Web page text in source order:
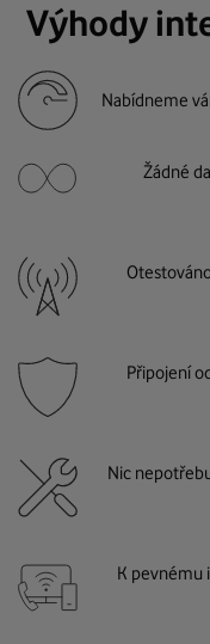
Výhody
Nabídneme
Žádné
Připojení
Nic
K pevnému